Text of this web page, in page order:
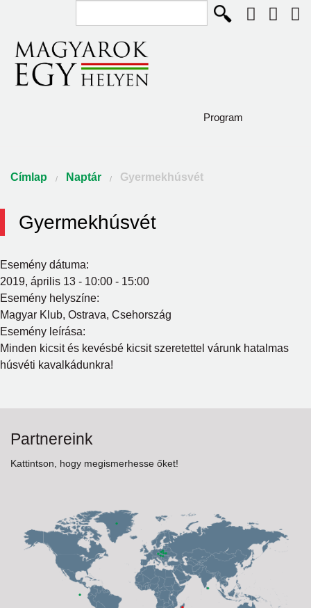
Program
Partnereink
Jelenlegi hely
Címlap Naptár Gyermekhúsvét
Gyermekhúsvét
Esemény dátuma:
2019, április 13 - 10:00 - 15:00
Esemény helyszíne:
Magyar Klub, Ostrava, Csehország
Esemény leírása:
Minden kicsit és kevésbé kicsit szeretettel várunk hatalmas
húsvéti kavalkádunkra!
Partnereink
Kattintson, hogy megismerhesse őket!